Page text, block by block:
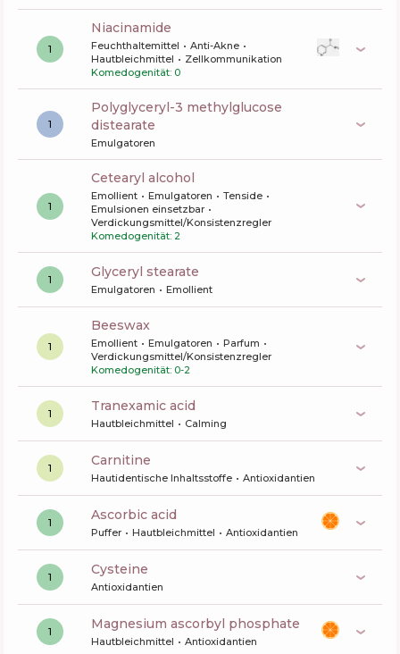
1
niacinamide
Feuchthaltemittel
Anti-Akne
Hautbleichmittel
Zellkommunikation
Komedogenität: 0
1
polyglyceryl-3 methylglucose
distearate
Emulgatoren
1
cetearyl alcohol
Emollient Emulgatoren
Tenside
Emulsionen einsetzbar
Verdickungsmittel/Konsistenzregler
Komedogenität: 2
1 glyceryl stearate
Emulgatoren Emollient
1
beeswax
Emollient Emulgatoren
Parfum
Verdickungsmittel/Konsistenzregler
Komedogenität: 0-2
1 tranexamic acid
Hautbleichmittel Calming
1 carnitine
Hautidentische Inhaltsstoffe Antioxidantien
1 ascorbic acid
Puffer Hautbleichmittel Antioxidantien
1 cysteine
Antioxidantien
1 magnesium ascorbyl phosphate
Hautbleichmittel Antioxidantien